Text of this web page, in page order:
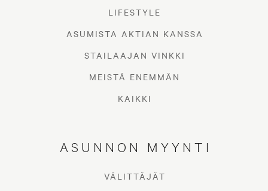
LIFESTYLE
ASUMISTA AKTIAN KANSSA
STAILAAJAN VINKKI
MEISTÄ ENEMMÄN
KAIKKI
ASUNNON MYYNTI
VÄLITTÄJÄT